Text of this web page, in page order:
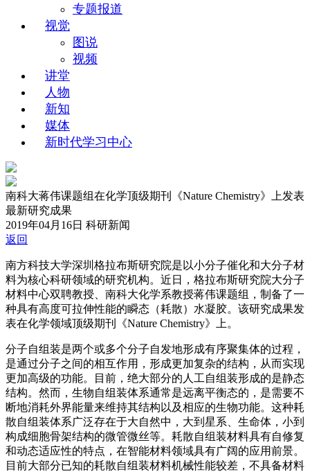
专题报道
视觉
图说
视频
讲堂
人物
新知
媒体
新时代学习中心
南科大蒋伟课题组在化学顶级期刊《Nature Chemistry》上发表
最新研究成果
2019年04月16日 科研新闻
返回
南方科技大学深圳格拉布斯研究院是以小分子催化和大分子材
料为核心科研领域的研究机构。近日，格拉布斯研究院大分子
材料中心双聘教授、南科大化学系教授蒋伟课题组，制备了一
种具有高度可拉伸性能的瞬态（耗散）水凝胶。该研究成果发
表在化学领域顶级期刊《Nature Chemistry》上。
分子自组装是两个或多个分子自发地形成有序聚集体的过程，
是通过分子之间的相互作用，形成更加复杂的结构，从而实现
更加高级的功能。目前，绝大部分的人工自组装形成的是静态
结构。然而，生物自组装体系通常是远离平衡态的，是需要不
断地消耗外界能量来维持其结构以及相应的生物功能。这种耗
散自组装体系广泛存在于大自然中，大到星系、生命体，小到
构成细胞骨架结构的微管微丝等。耗散自组装材料具有自修复
和动态适应性的特点，在智能材料领域具有广阔的应用前景。
目前大部分已知的耗散自组装材料机械性能较差，不具备材料